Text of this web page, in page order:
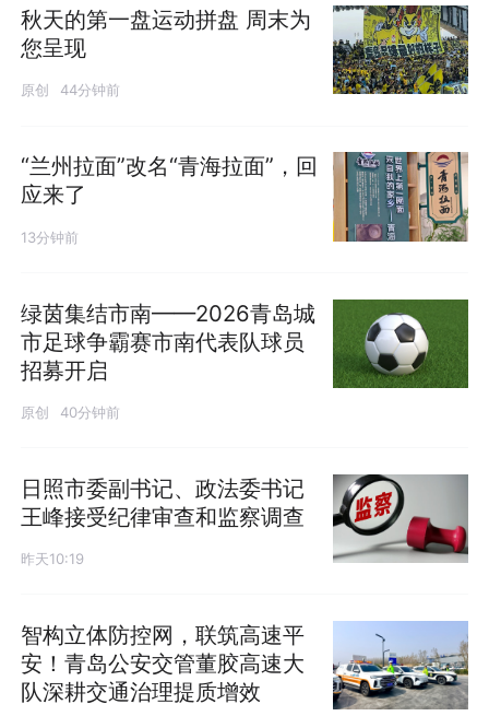
秋天的第一盘运动拼盘 周末为
您呈现
原创 44分钟前
“兰州拉面”改名“青海拉面”，回
应来了
13分钟前
绿茵集结市南——2026青岛城
市足球争霸赛市南代表队球员
招募开启
原创 40分钟前
日照市委副书记、政法委书记
王峰接受纪律审查和监察调查
昨天10:19
智构立体防控网，联筑高速平
安！青岛公安交管董胶高速大
队深耕交通治理提质增效